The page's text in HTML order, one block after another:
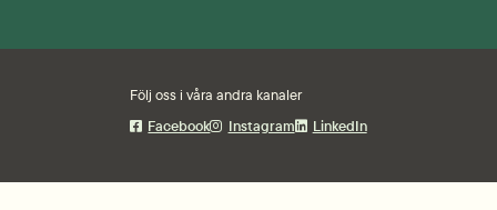
Följ oss i våra andra kanaler
Facebook
Instagram LinkedIn